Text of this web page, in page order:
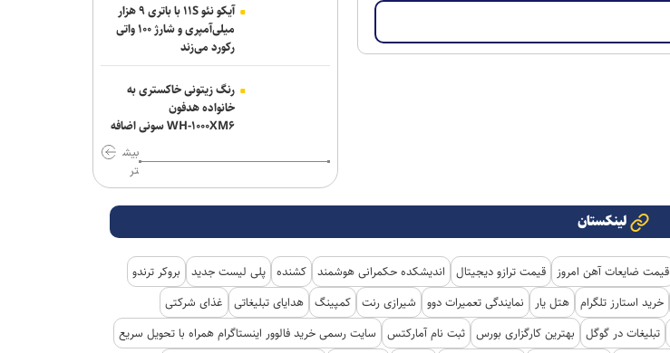
آیکو نئو ۱۱S با باتری ۹ هزار
میلی‌آمپری و شارژ ۱۰۰ واتی
رکورد می‌زند
رنگ زیتونی خاکستری به
خانواده هدفون
WH-۱۰۰۰XM۶ سونی اضافه
بیش
تر
لینکستان
قیمت ضایعات آهن امروز قیمت ترازو دیجیتال اندیشکده حکمرانی هوشمند کشنده پلی لیست جدید
بروکر ترندو
خرید استارز تلگرام هتل یار نمایندگی تعمیرات دوو شیرازی رنت کمپینگ هدایای تبلیغاتی
غذای شرکتی
تبلیغات در گوگل بهترین کارگزاری بورس ثبت نام آمارکتس سایت رسمی خرید فالوور اینستاگرام همراه با تحویل سریع